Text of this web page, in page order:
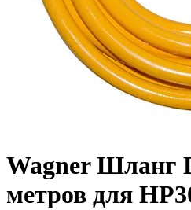
Wagner Шланг
метров для